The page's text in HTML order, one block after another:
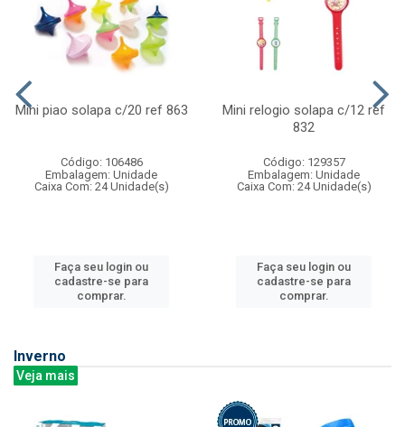
Mini piao solapa c/20 ref 863
Código: 106486
Embalagem: Unidade
Caixa Com: 24 Unidade(s)
Faça seu login ou
cadastre-se para
comprar.
Mini relogio solapa c/12 ref
832
Código: 129357
Embalagem: Unidade
Caixa Com: 24 Unidade(s)
Faça seu login ou
cadastre-se para
comprar.
Inverno
Veja mais